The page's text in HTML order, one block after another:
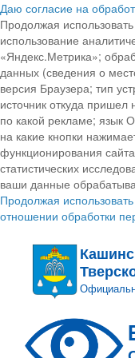
Даю согласие на
Продолжая
использование
«Яндекс.Метрика»;
данных (сведения о
версия Браузера; тип
источник откуда пришел
по какой рекламе; язык
на какие кнопки
функционирования
статистических
ваши данные
Продолжая
отношении обработки